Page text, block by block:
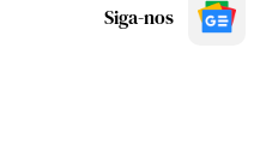
Siga-nos